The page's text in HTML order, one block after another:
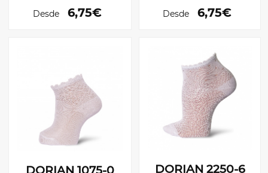
Desde 6,75€ Desde 6,75€
DORIAN 2250-6